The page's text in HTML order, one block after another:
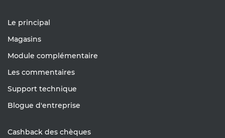
Le principal
Magasins
Module complémentaire
Les commentaires
Support technique
Blogue d'entreprise
Cashback des chèques